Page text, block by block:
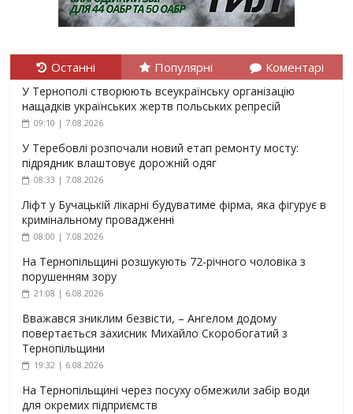
Останні Популярні Коментарі
У Тернополі створюють всеукраїнську організацію
нащадків українських жертв польських репресій
09:10 | 7.08.2026
У Теребовлі розпочали новий етап ремонту мосту:
підрядник влаштовує дорожній одяг
08:33 | 7.08.2026
Ліфт у Бучацькій лікарні будуватиме фірма, яка фігурує в
кримінальному провадженні
08:00 | 7.08.2026
На Тернопільщині розшукують 72-річного чоловіка з
порушенням зору
21:08 | 6.08.2026
Вважався зниклим безвісти, – Ангелом додому
повертається захисник Михайло Скоробогатий з
Тернопільщини
19:32 | 6.08.2026
На Тернопільщині через посуху обмежили забір води
для окремих підприємств